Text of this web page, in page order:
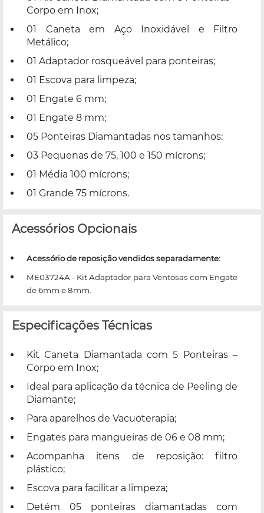
Corpo em Inox;
01 Caneta em Aço Inoxidável e Filtro
Metálico;
01 Adaptador rosqueável para ponteiras;
01 Escova para limpeza;
01 Engate 6 mm;
01 Engate 8 mm;
05 Ponteiras Diamantadas nos tamanhos:
03 Pequenas de 75, 100 e 150 mícrons;
01 Média 100 mícrons;
01 Grande 75 mícrons.
Acessórios Opcionais
Acessório de reposição vendidos separadamente:
ME03724A - Kit Adaptador para Ventosas com Engate
de 6mm e 8mm.
Especificações Técnicas
Kit Caneta Diamantada com 5 Ponteiras –
Corpo em Inox;
Ideal para aplicação da técnica de Peeling de
Diamante;
Para aparelhos de Vacuoterapia;
Engates para mangueiras de 06 e 08 mm;
Acompanha itens de reposição: filtro
plástico;
Escova para facilitar a limpeza;
Detém 05 ponteiras diamantadas com